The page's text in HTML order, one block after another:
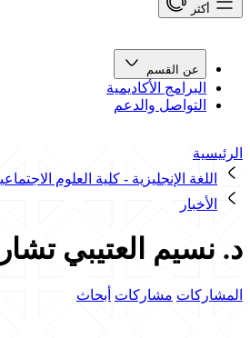
أكثر
عن القسم
البرامج الأكاديمية
التواصل والدعم
الرئيسية
اللغة الإنجليزية - كلية العلوم
الأخبار
د. نسيم العتيبي
المشاركات مشاركات أبحاث